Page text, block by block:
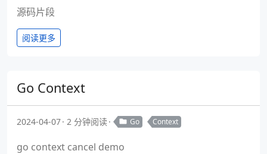
源码片段
阅读更多
Go Context
2024-04-07 2 分钟阅读 Go Context
go context cancel demo